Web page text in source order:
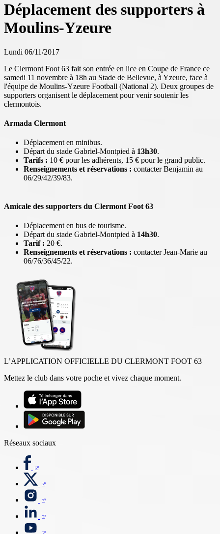
Déplacement des supporters à
Moulins-Yzeure
Lundi 06/11/2017
Le Clermont Foot 63 fait son entrée en lice en Coupe de France ce
samedi 11 novembre à 18h au Stade de Bellevue, à Yzeure, face à
l'équipe de Moulins-Yzeure Football (National 2). Deux groupes de
supporters organisent le déplacement pour venir soutenir les
clermontois.
Armada Clermont
Déplacement en minibus.
Départ du stade Gabriel-Montpied à 13h30.
Tarifs : 10 € pour les adhérents, 15 € pour le grand public.
Renseignements et réservations : contacter Benjamin au
06/29/42/39/83.
Amicale des supporters du Clermont Foot 63
Déplacement en bus de tourisme.
Départ du stade Gabriel-Montpied à 14h30.
Tarif : 20 €.
Renseignements et réservations : contacter Jean-Marie au
06/76/36/45/22.
L’APPLICATION OFFICIELLE DU CLERMONT FOOT 63
Mettez le club dans votre poche et vivez chaque moment.
Réseaux sociaux